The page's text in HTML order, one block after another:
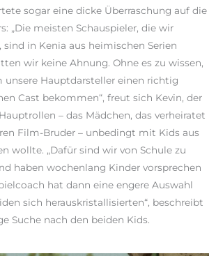
sogar eine dicke Überraschung auf die
„Die meisten Schauspieler, die wir
sind in Kenia aus heimischen Serien
wir keine Ahnung. Ohne es zu wissen,
unsere Hauptdarsteller einen richtig
Cast bekommen“, freut sich Kevin, der
– das Mädchen, das verheiratet
Film-Bruder – unbedingt mit Kids aus
wollte. „Dafür sind wir von Schule zu
haben wochenlang Kinder vorsprechen
hat dann eine engere Auswahl
sich herauskristallisierten“, beschreibt
Suche nach den beiden Kids.